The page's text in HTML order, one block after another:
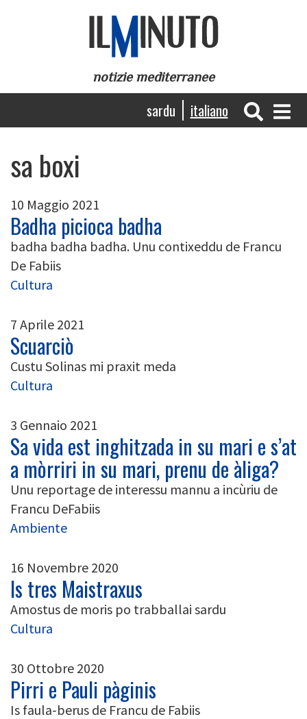
notizie mediterranee
Navigazione
principale
sardu italiano
sa boxi
10 Maggio 2021
Badha picioca badha
badha badha badha. Unu contixeddu de Francu
De Fabiis
Cultura
7 Aprile 2021
Scuarciò
Custu Solinas mi praxit meda
Cultura
3 Gennaio 2021
Sa vida est inghitzada in su mari e s’at
a mòrriri in su mari, prenu de àliga?
Unu reportage de interessu mannu a incùriu de
Francu DeFabiis
Ambiente
16 Novembre 2020
Is tres Maistraxus
Amostus de moris po trabballai sardu
Cultura
30 Ottobre 2020
Pirri e Pauli pàginis
Is faula-berus de Francu de Fabiis